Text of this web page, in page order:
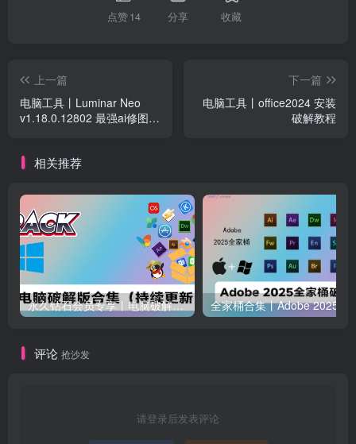
点赞14 分享 收藏
上一篇
电脑工具丨Luminar Neo
v1.18.0.12802 最强ai修图工
下一篇
电脑工具丨office2024 安装
破解教程
相关推荐
永久钻石会员专享丨电脑破解软件合集(更新至2025.4.11）
评论 抢沙发
请登录后发表评论